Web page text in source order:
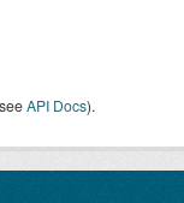
API Docs).